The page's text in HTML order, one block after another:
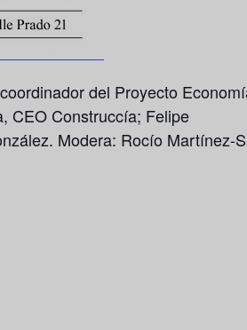
del Proyecto
, CEO Construccía; Felipe
Modera: Rocío Martínez-